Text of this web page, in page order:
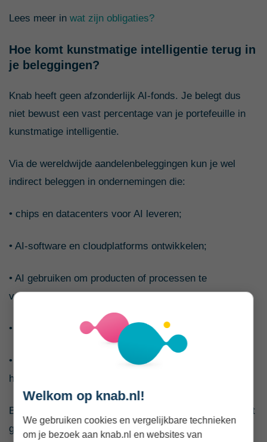
Lees meer in wat zijn obligaties?
Hoe komt kunstmatige intelligentie terug in
je beleggingen?
Knab heeft geen afzonderlijk AI-fonds. Je belegt dus
niet bewust een vast percentage van je portefeuille in
kunstmatige intelligentie.
Via de wereldwijde aandelenbeleggingen kun je wel
indirect beleggen in ondernemingen die:
• chips en datacenters voor AI leveren;
• AI-software en cloudplatforms ontwikkelen;
• AI gebruiken om producten of processen te
verbeteren;
• profiteren van extra vraag naar digitale infrastructuur;
• juist nadeel ondervinden van nieuwe concurrentie of
hoge investeringskosten.
Bekende technologiebedrijven kunnen een relatief groot
gewicht hebben in wereldwijde aandelenindices.
Welkom op knab.nl!
We gebruiken cookies en vergelijkbare technieken
om je bezoek aan knab.nl en websites van